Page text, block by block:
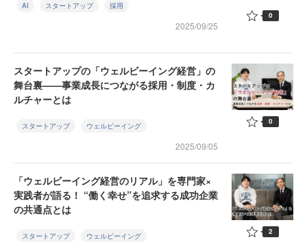
AI スタートアップ 採用
2025/09/25
0
スタートアップの「ウェルビーイング経営」の
舞台裏——事業成長につながる採用・制度・カ
ルチャーとは
スタートアップ ウェルビーイング
2025/09/05
0
「ウェルビーイング経営のリアル」を専門家×
実践者が語る！ “働く幸せ”を追求する成功企業
の共通点とは
スタートアップ ウェルビーイング 2